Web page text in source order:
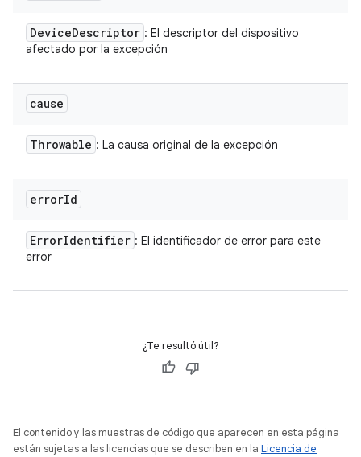
DeviceDescriptor : El descriptor del dispositivo
afectado por la excepción
cause
Throwable : La causa original de la excepción
errorId
ErrorIdentifier : El identificador de error para este
error
¿Te resultó útil?
El contenido y las muestras de código que aparecen en esta página
están sujetas a las licencias que se describen en la Licencia de